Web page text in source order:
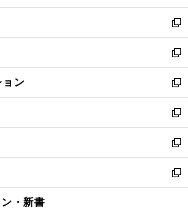
開
く
ウ
で
開
く
ン
ド
ウ
で
開
く
新
し
い
ウ
ィ
ン
ド
ウ
で
開
く
新
し
い
ウ
ィ
ン
ド
ウ
で
開
ョン
新
し
い
ウ
ィ
ン
ド
ウ
新
し
い
ウ
ィ
ン
新
し
い
ウ
新
し
・新書